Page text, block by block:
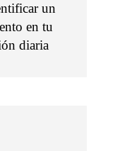
un
en tu
diaria